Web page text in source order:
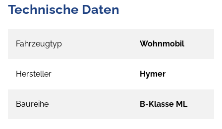
Technische Daten
Fahrzeugtyp Wohnmobil
Hersteller Hymer
Baureihe B-Klasse ML